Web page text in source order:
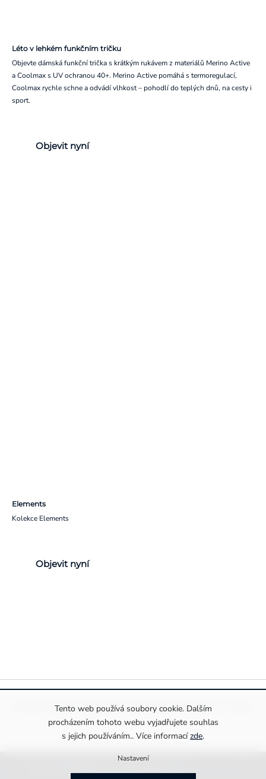
Tento web používá soubory cookie. Dalším
procházením tohoto webu vyjadřujete souhlas
s jejich používáním.. Více informacízde.
Nastavení
Léto v lehkém funkčním tričku
Objevte dámská funkční trička s krátkým rukávem z materiálů Merino Active
a Coolmax s UV ochranou 40+. Merino Active pomáhá s termoregulací,
Coolmax rychle schne a odvádí vlhkost – pohodlí do teplých dnů, na cesty i
sport.
Objevit nyní
Elements
Kolekce Elements
Objevit nyní
Pravidla ochrany a zpracování osobních údajůInformace o cookies